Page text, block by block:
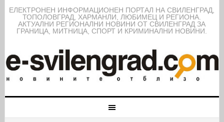
EЛЕКТРОНЕН ИНФОРМАЦИОНЕН ПОРТАЛ НА СВИЛЕНГРАД,
ТОПОЛОВГРАД, ХАРМАНЛИ, ЛЮБИМЕЦ И РЕГИОНА.
АКТУАЛНИ РЕГИОНАЛНИ НОВИНИ ОТ СВИЛЕНГРАД ЗА
ГРАНИЦА, МИТНИЦА, СПОРТ И КРИМИНАЛНИ НОВИНИ.